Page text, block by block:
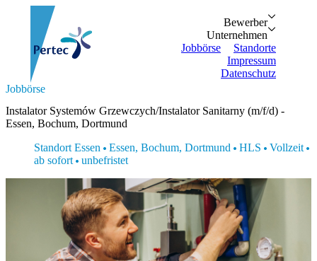
BewerberBewerber
Vorteile
Unternehmen
Unternehmen
Personalanfrage
Jobbörse
Standorte
Impressum
Datenschutz
Suche...
Bewerber
Unternehmen
Standorte
Impressum
Zurück
Bewerber
Initiativbewerbung
Zurück
Unternehmen
Personalanfrage
Jobbörse
Instalator Systemów Grzewczych/Instalator Sanitarny (m/f/d) -
Essen, Bochum, Dortmund
Standort Essen
Essen, Bochum, Dortmund HLS
Vollzeit
ab sofort
unbefristet